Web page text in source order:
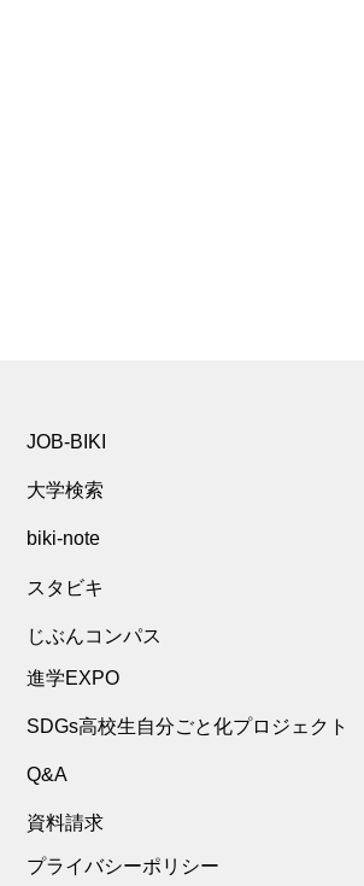
JOB-BIKI
大学検索
biki-note
スタビキ
じぶんコンパス
進学EXPO
SDGs高校生自分ごと化プロジェクト
Q&A
資料請求
プライバシーポリシー